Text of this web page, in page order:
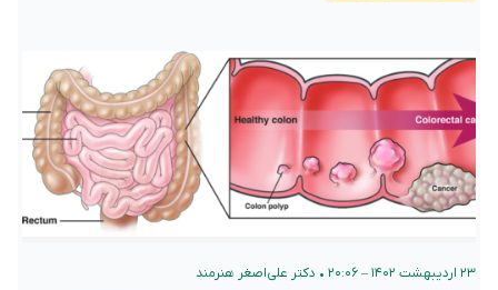
۲۳ اردیبهشت ۱۴۰۲ – ۲۰:۰۶ • دکتر علی‌اصغر هنرمند